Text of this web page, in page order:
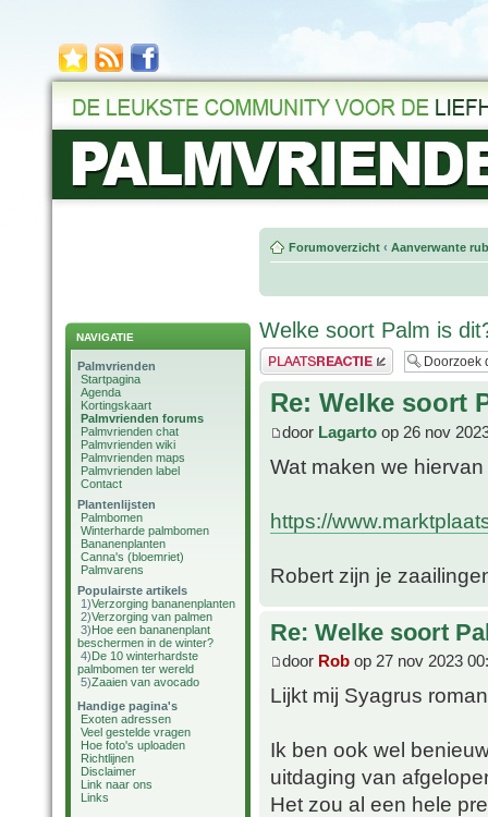
NAVIGATIE
Palmvrienden
Startpagina
Agenda
Kortingskaart
Palmvrienden forums
Palmvrienden chat
Palmvrienden wiki
Palmvrienden maps
Palmvrienden label
Contact
Plantenlijsten
Palmbomen
Winterharde palmbomen
Bananenplanten
Canna's (bloemriet)
Palmvarens
Populairste artikels
1)Verzorging bananenplanten
2)Verzorging van palmen
3)Hoe een bananenplant
beschermen in de winter?
4)De 10 winterhardste
palmbomen ter wereld
5)Zaaien van avocado
Handige pagina's
Exoten adressen
Veel gestelde vragen
Hoe foto's uploaden
Richtlijnen
Disclaimer
Link naar ons
Links
Forumoverzicht ‹ Aanverwante
Welke soort Palm is
Plaats een reactie
Re: Welke soort
door Lagarto op 26 nov
Wat maken we
https://
Robert zijn je
Re: Welke soort
door Rob op 27 nov 2023
Lijkt mij Syagrus
Ik ben ook wel
uitdaging van
Het zou al een hele